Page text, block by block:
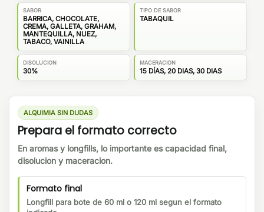
SABOR
BARRICA, CHOCOLATE,
CREMA, GALLETA, GRAHAM,
MANTEQUILLA, NUEZ,
TABACO, VAINILLA
TIPO DE SABOR
TABAQUIL
DISOLUCION
30%
MACERACION
15 DÍAS, 20 DIAS, 30 DIAS
ALQUIMIA SIN DUDAS
Prepara el formato correcto
En aromas y longfills, lo importante es capacidad final,
disolucion y maceracion.
Formato final
Longfill para bote de 60 ml o 120 ml segun el formato